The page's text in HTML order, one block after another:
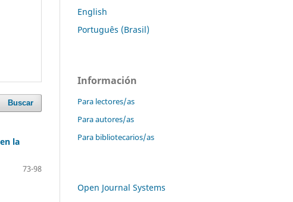
Buscar
la
73-98
English
Português (Brasil)
Información
Para lectores/as
Para autores/as
Para bibliotecarios/as
Open Journal Systems